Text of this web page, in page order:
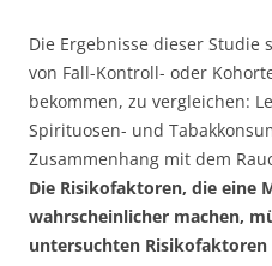
Die Ergebnisse dieser
von Fall-Kontroll- oder
bekommen, zu vergleichen:
Spirituosen- und
Zusammenhang mit dem
Die Risikofaktoren, die eine
wahrscheinlicher machen,
untersuchten Risikofaktoren